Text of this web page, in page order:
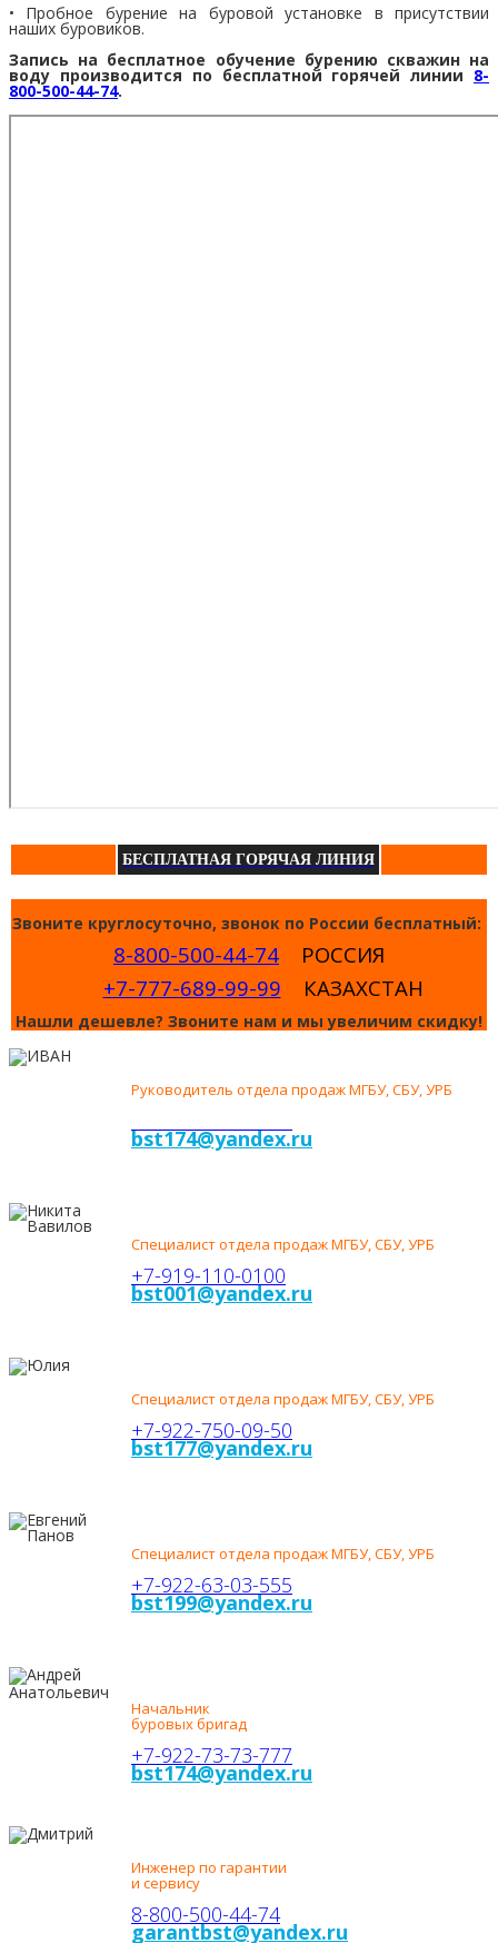
• Пробное бурение на буровой установке в присутствии
наших буровиков.
Запись на бесплатное обучение бурению скважин на
воду производится по бесплатной горячей линии 8-
800-500-44-74.
БЕСПЛАТНАЯ ГОРЯЧАЯ ЛИНИЯ
Звоните круглосуточно, звонок по России бесплатный:
8-800-500-44-74 РОССИЯ
+7-777-689-99-99 КАЗАХСТАН
Нашли дешевле? Звоните нам и мы увеличим скидку!
Руководитель отдела продаж МГБУ, СБУ, УРБ
bst174@yandex.ru
Специалист отдела продаж МГБУ, СБУ, УРБ
+7-919-110-0100
bst001@yandex.ru
Специалист отдела продаж МГБУ, СБУ, УРБ
+7-922-750-09-50
bst177@yandex.ru
Специалист отдела продаж МГБУ, СБУ, УРБ
+7-922-63-03-555
bst199@yandex.ru
Начальник
буровых бригад
+7-922-73-73-777
bst174@yandex.ru
Инженер по гарантии
и сервису
8-800-500-44-74
garantbst@yandex.ru